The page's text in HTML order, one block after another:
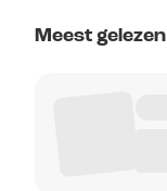
Meest gelezen